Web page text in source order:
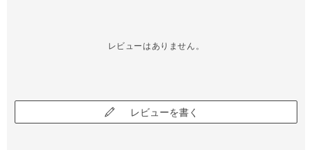
レビューはありません。
レビューを書く